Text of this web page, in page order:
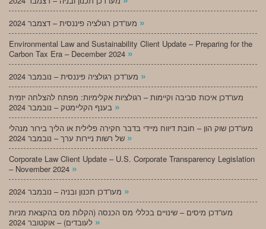
»
Environmental Law and Sustainability Client Update – Preparing for the
Carbon Tax Era – December 2024 »
»
מעו”דכן איכות סביבה וקיימות – רגולציות אקלימיות: מפתח להצלחה יזמית
»
מעו”דכן שוק הון – חובת דיווח מיידי בדבר חקירה פלילית או הליך בירור מנהלי
»
Corporate Law Client Update – U.S. Corporate Transparency Legislation
– November 2024 »
»
מעו”דכן מיסים – שינויים בכללי מס הכנסה (הקלות מס בהקצאת מניות
»